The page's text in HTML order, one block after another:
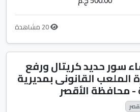
سور حديد كريتال ورفع
الملعب القانونى بمديرية
- محافظة الأقصر